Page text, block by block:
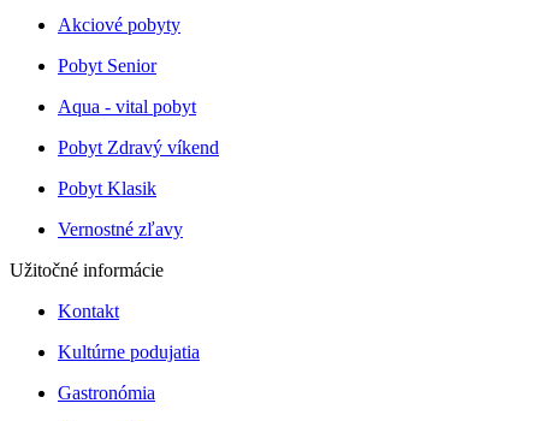
Akciové pobyty
Pobyt Senior
Aqua - vital pobyt
Pobyt Zdravý víkend
Pobyt Klasik
Vernostné zľavy
Užitočné informácie
Kontakt
Kultúrne podujatia
Gastronómia